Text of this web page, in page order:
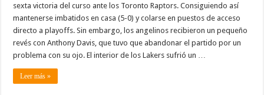
sexta victoria del curso ante los Toronto Raptors. Consiguiendo así
mantenerse imbatidos en casa (5-0) y colarse en puestos de acceso
directo a playoffs. Sin embargo, los angelinos recibieron un pequeño
revés con Anthony Davis, que tuvo que abandonar el partido por un
problema con su ojo. El interior de los Lakers sufrió un …
Leer más »